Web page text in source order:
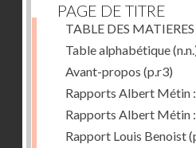
PAGE DE TITRE
TABLE DES MATIERES
Table alphabétique
Avant-propos (p.r3)
Rapports Albert Métin
Rapports Albert Métin
Rapport Louis Benoist